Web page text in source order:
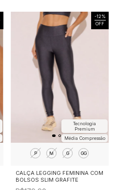
-12%
OFF
Média Compressão
Tecnologia
Premium
P M G GG
CALÇA LEGGING FEMININA COM
BOLSOS SLIM GRAFITE